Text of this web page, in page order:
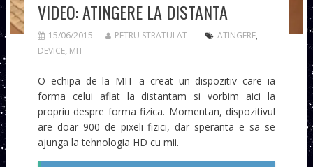
VIDEO: ATINGERE LA DISTANTA
15/06/2015 PETRU STRATULAT ATINGERE,
DEVICE, MIT
O echipa de la MIT a creat un dispozitiv care ia
forma celui aflat la distantam si vorbim aici la
propriu despre forma fizica. Momentan, dispozitivul
are doar 900 de pixeli fizici, dar speranta e sa se
ajunga la tehnologia HD cu mii.